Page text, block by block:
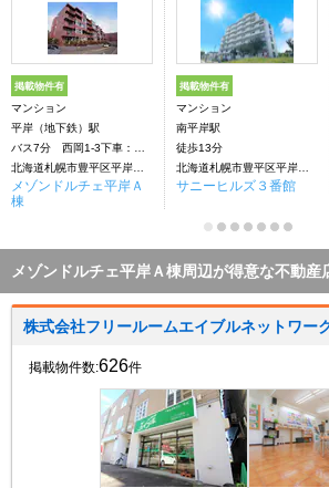
掲載物件有
マンション
平岸（地下鉄）駅
バス7分 西岡1-3下車：停歩2分
メゾンドルチェ平岸Ａ
棟
掲載物件有
マンション
南平岸駅
徒歩13分
サニーヒルズ３番館
メゾンドルチェ平岸Ａ棟周辺が得意な不動産
株式会社フリールームエイブルネットワー
掲載物件数:626件